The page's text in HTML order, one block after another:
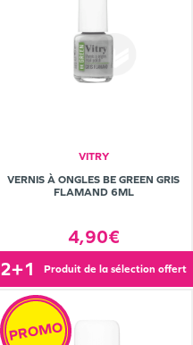
VITRY
VERNIS À ONGLES BE GREEN GRIS
FLAMAND 6ML
4,90€
2+1 produit de la sélection offert
PROMO